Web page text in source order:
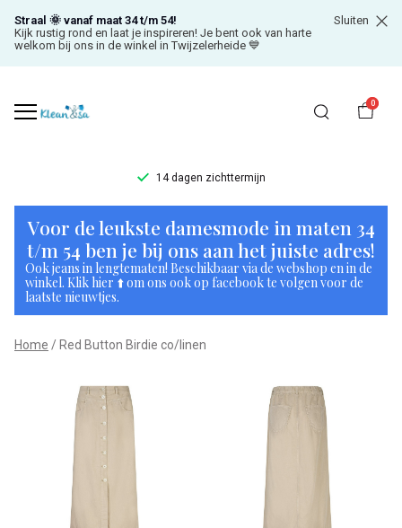
Straal 🌞 vanaf maat 34 t/m 54!
Kijk rustig rond en laat je inspireren! Je bent ook van harte
welkom bij ons in de winkel in Twijzelerheide 💙
Sluiten
0
14 dagen zichttermijn
Red
Button
Birdie
co/linen
-
Klean
Voor de leukste damesmode in maten 34
t/m 54 ben je bij ons aan het juiste adres!
Ook jeans in lengtematen! Beschikbaar via de webshop en in de
winkel. Klik hier ⬆️ om ons ook op facebook te volgen voor de
laatste nieuwtjes.
Home Red Button Birdie co/linen